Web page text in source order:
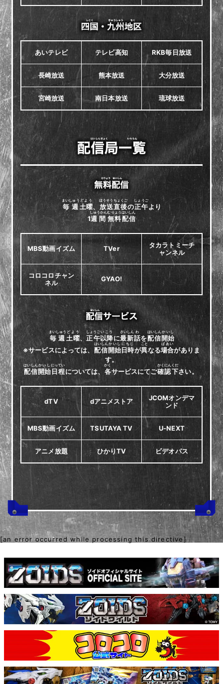
あいテレビ テレビ高知 RKB毎日放送
長崎放送 熊本放送 大分放送
宮崎放送 南日本放送 琉球放送
毎週
まいしゅう
土曜
どよう
、 放送
ほうそう
直後
ちょくご
の正午
しょうご
より
1週間
しゅうかん
無料
むりょう
配信
はいしん
MBS動画イズム TVer
タカラトミーチ
ャンネル
コロコロチャン
ネル
GYAO!
毎週
まいしゅう
土曜
どよう
、 正午
しょうご
以降
いこう
に最新
さいしん
話
わ
を配信
はいしん
開始
かいし
※サービスによっては、 配信
はいしん
開始
かいし
日時
にちじ
が異
こと
なる場合
ばあい
がありま
す。
配信
はいしん
開始
かいし
日程
にってい
については、 各
かく
サービスにてご確認
かくにん
下
くだ
さい。
dTV dアニメストア
JCOMオンデマ
ンド
MBS動画イズム TSUTAYA TV U-NEXT
アニメ放題 ひかりTV ビデオパス
[an error occurred while processing this directive]